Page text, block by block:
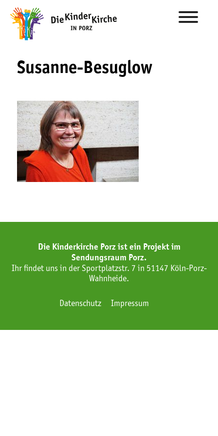
Susanne-Besuglow
Die Kinderkirche Porz ist ein Projekt im
Sendungsraum Porz.
Ihr findet uns in der Sportplatzstr. 7 in 51147 Köln-Porz-
Wahnheide.
Datenschutz Impressum